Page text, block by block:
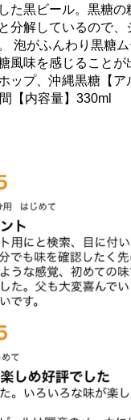
た黒ビール。黒糖の
分解しているので、
泡がふんわり黒糖
風味を感じることが
ップ、沖縄黒糖【
【内容量】330ml